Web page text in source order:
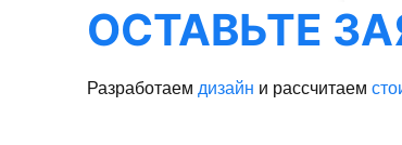
влагоотведение. Одежда
обладает эластичностью в 5
направлениях и стильным
ОСТАВЬТЕ
Разработаем дизайн и рассчитаем